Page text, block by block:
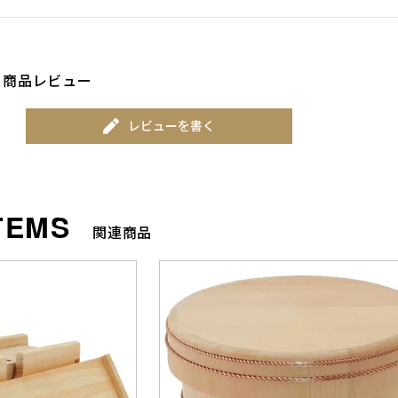
商品レビュー
レビューを書く
関連商品